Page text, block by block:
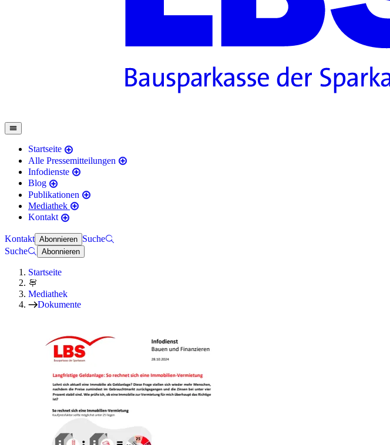
Startseite
Alle Pressemitteilungen
Infodienste
Blog
Publikationen
Mediathek
Kontakt
Kontakt Abonnieren Suche
Suche
Abonnieren
Startseite
Mediathek
Dokumente